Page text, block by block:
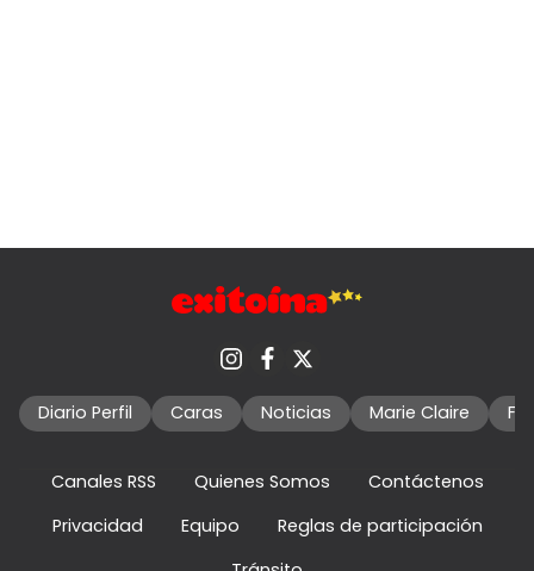
Diario Perfil Caras Noticias Marie Claire
Canales RSS Quienes Somos
Contáctenos
Privacidad
Equipo
Reglas de participación